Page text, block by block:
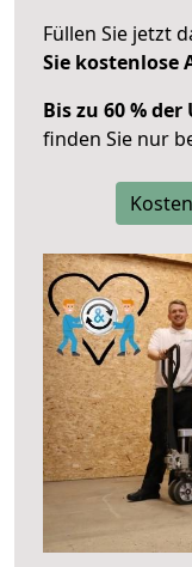
Füllen Sie jetzt
Sie kostenlose
Bis zu 60 %
finden Sie nur